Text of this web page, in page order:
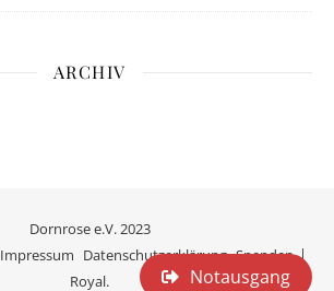
Notausgang
ARCHIV
Dornrose e.V. 2023
Impressum Datenschutzerklärung Spenden
Royal.